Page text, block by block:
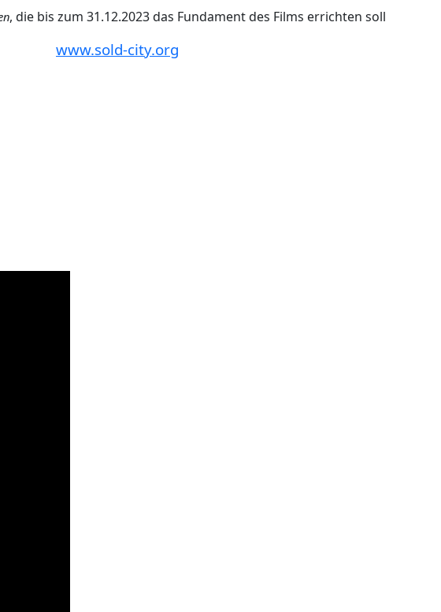
, die bis zum 31.12.2023 das Fundament des Films errichten soll
www.sold-city.org